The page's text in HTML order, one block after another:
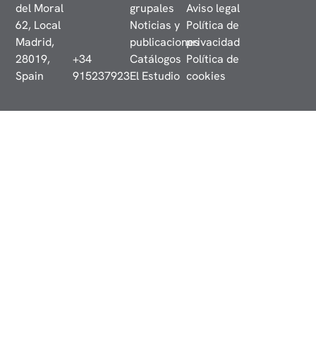
del Moral
62, Local
Madrid,
28019,
Spain
+34
915237923
grupales
Noticias y
publicaciones
Catálogos
El Estudio
Aviso legal
Política de
privacidad
Política de
cookies